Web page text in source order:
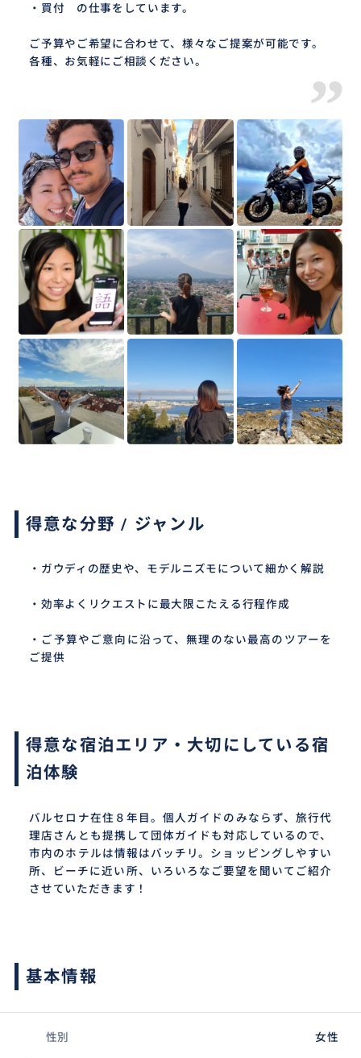
・買付 の仕事をしています。
ご予算やご希望に合わせて、様々なご提案が可能です。
各種、お気軽にご相談ください。
”
得意な分野 / ジャンル
・ガウディの歴史や、モデルニズモについて細かく解説
・効率よくリクエストに最大限こたえる行程作成
・ご予算やご意向に沿って、無理のない最高のツアーを
ご提供
得意な宿泊エリア・大切にしている宿
泊体験
バルセロナ在住８年目。個人ガイドのみならず、旅行代
理店さんとも提携して団体ガイドも対応しているので、
市内のホテルは情報はバッチリ。ショッピングしやすい
所、ビーチに近い所、いろいろなご要望を聞いてご紹介
させていただきます！
基本情報
性別 女性